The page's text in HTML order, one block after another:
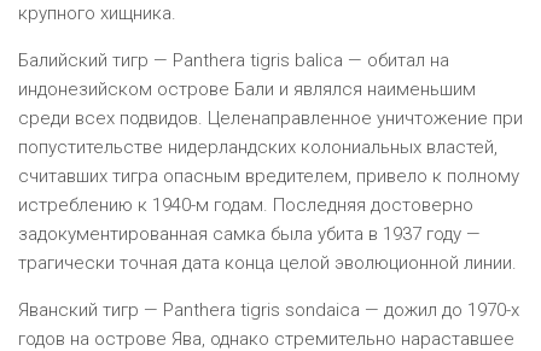
крупного хищника.
Балийский тигр — Panthera tigris balica — обитал на
индонезийском острове Бали и являлся наименьшим
среди всех подвидов. Целенаправленное уничтожение при
попустительстве нидерландских колониальных властей,
считавших тигра опасным вредителем, привело к полному
истреблению к 1940-м годам. Последняя достоверно
задокументированная самка была убита в 1937 году —
трагически точная дата конца целой эволюционной линии.
Яванский тигр — Panthera tigris sondaica — дожил до 1970-х
годов на острове Ява, однако стремительно нараставшее